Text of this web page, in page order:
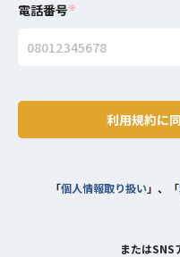
電話番号※
利用規約に
「個人情報取り扱い」、「
またはSNS